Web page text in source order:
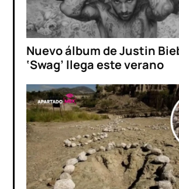
Nuevo álbum de Justin
‘Swag’ llega este verano